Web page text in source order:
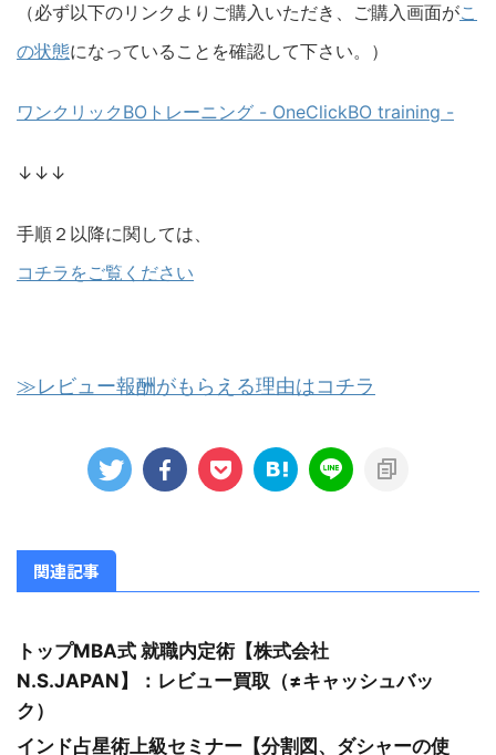
（必ず以下のリンクよりご購入いただき、ご購入画面がこ
の状態になっていることを確認して下さい。）
ワンクリックBOトレーニング - OneClickBO training -
↓↓↓
手順２以降に関しては、
コチラをご覧ください
≫レビュー報酬がもらえる理由はコチラ
関連記事
トップMBA式 就職内定術【株式会社
N.S.JAPAN】：レビュー買取（≠キャッシュバッ
ク）
インド占星術上級セミナー【分割図、ダシャーの使